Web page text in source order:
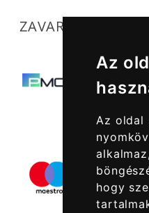
Az
Az oldal
hogy
ZAVARTALAN